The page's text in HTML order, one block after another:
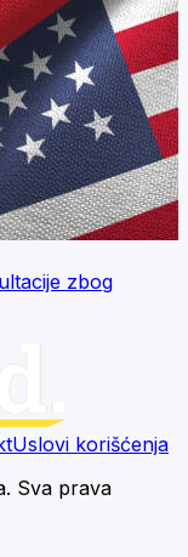
zbog
Uslovi korišćenja
Sva prava